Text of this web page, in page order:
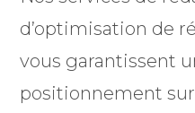
d’optimisation de
vous garantissent
positionnement